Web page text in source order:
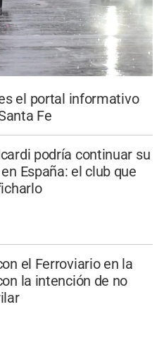
el portal informativo
Fe
podría continuar su
España: el club que
el Ferroviario en la
la intención de no